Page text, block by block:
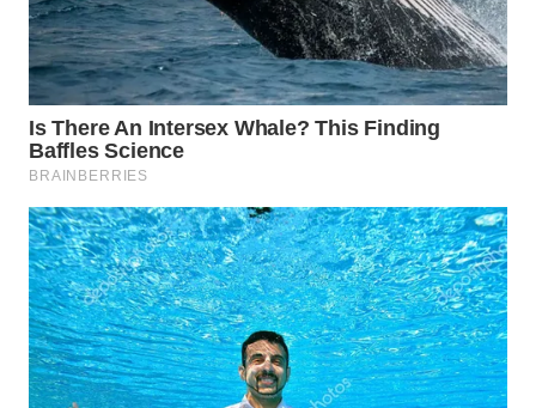
TIMUR
WN
SEMARANG
WN
SOLO
WN
BOROBUDUR
WN
MADURA